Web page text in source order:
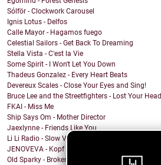
Sólför - Clockwork Carousel
Ignis Lotus - Delfos
Calle Mayor - Hagamos fuego
Celestial Sailors - Get Back To Dreaming
Stella Vista - C'est la Vie
Some Spirit - I Won't Let You Down
Thadeus Gonzalez - Every Heart Beats
Devereux Scales - Close Your Eyes and Sing!
Bruce Lee and the Streetfighters - Lost Your Head
FKAI - Miss Me
Ship Says Om - Mother Director
Jaexlynne - Friends Like You
Li Li Radio - Slow View
JENOVEVA - Kopf auf
Old Sparky - Broken City Blues